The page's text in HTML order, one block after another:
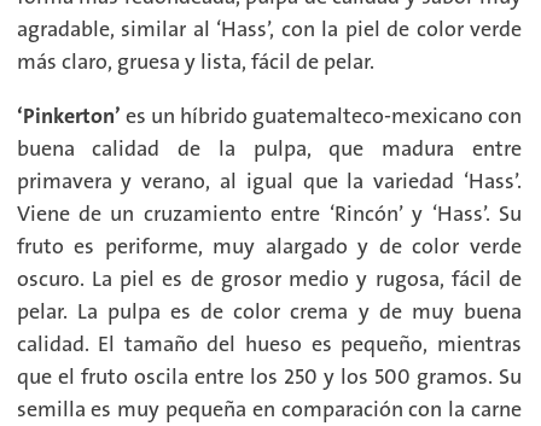
agradable, similar al ‘Hass’, con la piel de color verde
más claro, gruesa y lista, fácil de pelar.
‘Pinkerton’ es un híbrido guatemalteco-mexicano con
buena calidad de la pulpa, que madura entre
primavera y verano, al igual que la variedad ‘Hass’.
Viene de un cruzamiento entre ‘Rincón’ y ‘Hass’. Su
fruto es periforme, muy alargado y de color verde
oscuro. La piel es de grosor medio y rugosa, fácil de
pelar. La pulpa es de color crema y de muy buena
calidad. El tamaño del hueso es pequeño, mientras
que el fruto oscila entre los 250 y los 500 gramos. Su
semilla es muy pequeña en comparación con la carne